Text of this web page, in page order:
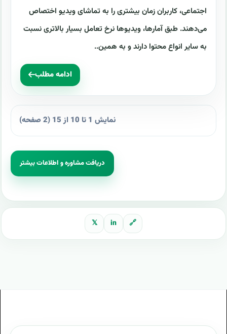
اجتماعی، کاربران زمان بیشتری را به تماشای ویدیو اختصاص
می‌دهند. طبق آمارها، ویدیوها نرخ تعامل بسیار بالاتری نسبت
به سایر انواع محتوا دارند و به همین..
ادامه مطلب
نمایش 1 تا 10 از 15 (2 صفحه)
دریافت مشاوره و اطلاعات بیشتر
🔗
in
𝕏